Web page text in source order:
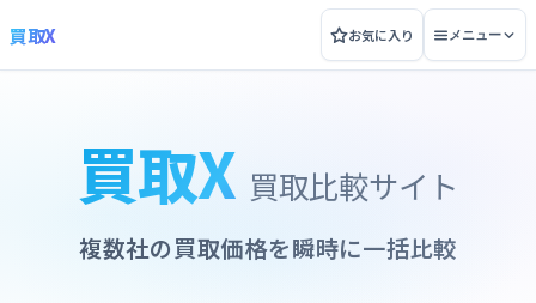
買取X お気に入り メニュー
買取X 買取比較サイト
複数社の買取価格を瞬時に一括比較